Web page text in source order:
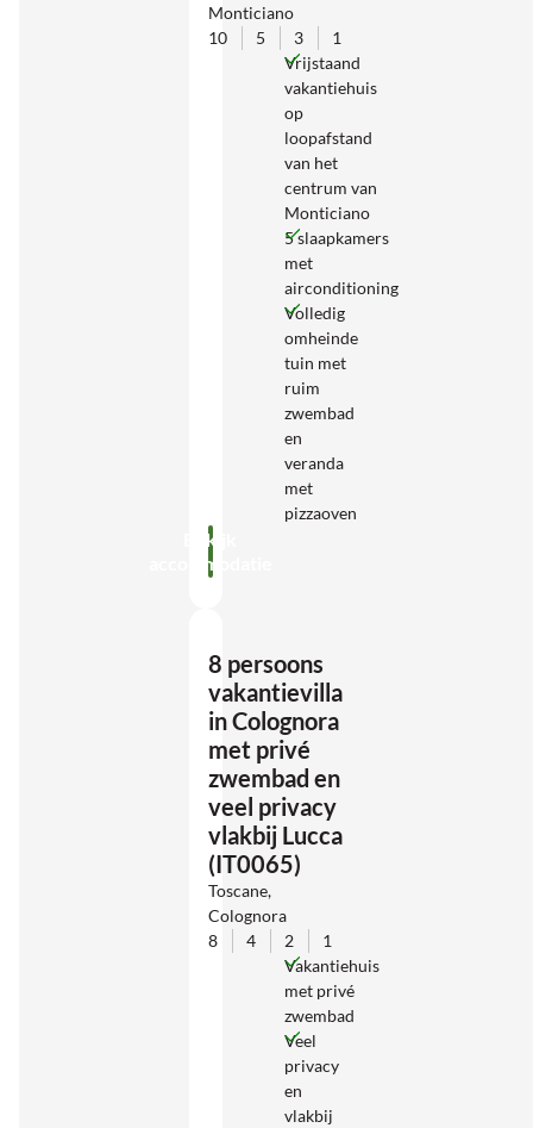
Monticiano
10
5 3
1
Vrijstaand
vakantiehuis
op
loopafstand
van het
centrum van
Monticiano
5 slaapkamers
met
airconditioning
Volledig
omheinde
tuin met
ruim
zwembad
en
veranda
met
pizzaoven
Bekijk
accommodatie
8 persoons
vakantievilla
in Colognora
met privé
zwembad en
veel privacy
vlakbij Lucca
(IT0065)
Toscane,
Colognora
8
4 2
1
Vakantiehuis
met privé
zwembad
Veel
privacy
en
vlakbij